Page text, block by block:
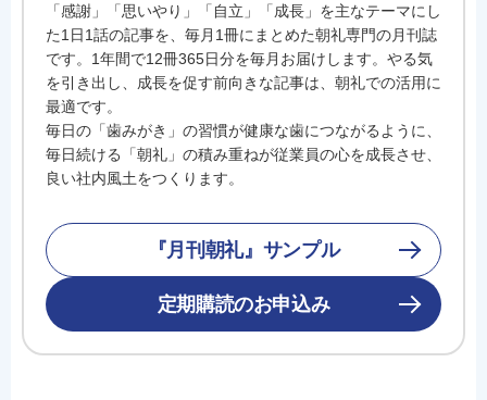
「感謝」「思いやり」「自立」「成長」を主なテーマにし
た1日1話の記事を、毎月1冊にまとめた朝礼専門の月刊誌
です。1年間で12冊365日分を毎月お届けします。やる気
を引き出し、成長を促す前向きな記事は、朝礼での活用に
最適です。
毎日の「歯みがき」の習慣が健康な歯につながるように、
毎日続ける「朝礼」の積み重ねが従業員の心を成長させ、
良い社内風土をつくります。
『月刊朝礼』サンプル
定期購読のお申込み